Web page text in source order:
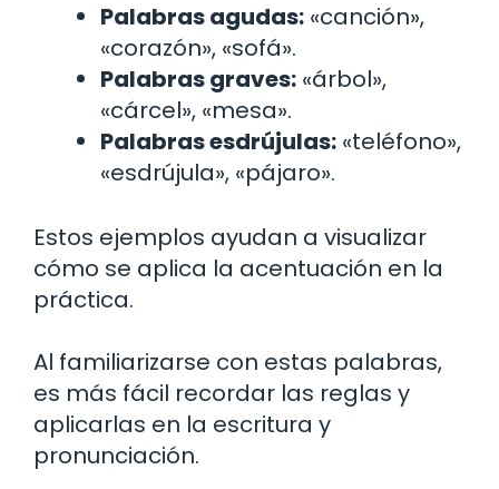
Palabras agudas: «canción»,
«corazón», «sofá».
Palabras graves: «árbol»,
«cárcel», «mesa».
Palabras esdrújulas: «teléfono»,
«esdrújula», «pájaro».
Estos ejemplos ayudan a visualizar
cómo se aplica la acentuación en la
práctica.
Al familiarizarse con estas palabras,
es más fácil recordar las reglas y
aplicarlas en la escritura y
pronunciación.